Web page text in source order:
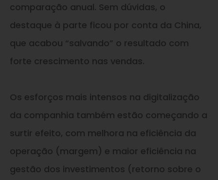
comparação anual. Sem dúvidas, o
destaque à parte ficou por conta da China,
que acabou “salvando” o resultado com
forte crescimento nas vendas.
Os esforços mais intensos na digitalização
da companhia também estão começando a
surtir efeito, com melhora na eficiência da
operação (margem) e maior eficiência na
gestão dos investimentos (retorno sobre o